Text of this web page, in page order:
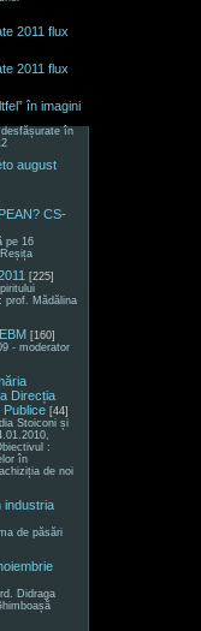
2011 flux
2011 flux
în imagini
în
august
CS-
pe 16
[225]
prof. Mădălina
[160]
- moderator
Direcția
Publice [44]
Stoiconi și
:
în
de noi
industria
de păsări
Didraga